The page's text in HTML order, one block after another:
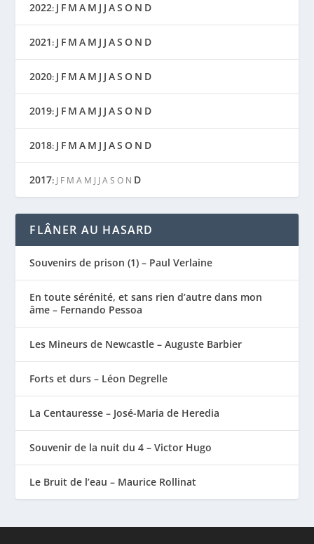
2022: J F M A M J J AS O N D
2021: J F M A M J J AS O N D
2020: J F M A M J J AS O N D
2019: J F M A M J J AS O N D
2018: J F M A M J J AS O N D
2017: J F M A M J J A S O N D
FLÂNER AU HASARD
Souvenirs de prison (1) – Paul Verlaine
En toute sérénité, et sans rien d’autre dans mon
âme – Fernando Pessoa
Les Mineurs de Newcastle – Auguste Barbier
Forts et durs – Léon Degrelle
La Centauresse – José-Maria de Heredia
Souvenir de la nuit du 4 – Victor Hugo
Le Bruit de l’eau – Maurice Rollinat